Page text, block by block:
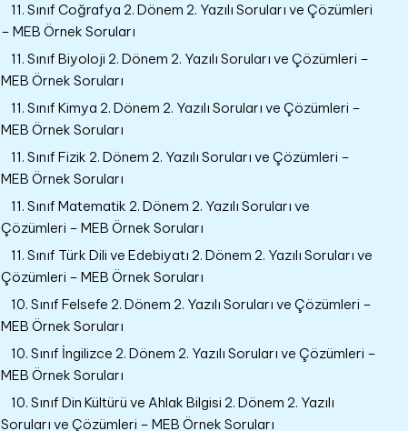
11. Sınıf Coğrafya 2. Dönem 2. Yazılı Soruları ve Çözümleri
– MEB Örnek Soruları
11. Sınıf Biyoloji 2. Dönem 2. Yazılı Soruları ve Çözümleri –
MEB Örnek Soruları
11. Sınıf Kimya 2. Dönem 2. Yazılı Soruları ve Çözümleri –
MEB Örnek Soruları
11. Sınıf Fizik 2. Dönem 2. Yazılı Soruları ve Çözümleri –
MEB Örnek Soruları
11. Sınıf Matematik 2. Dönem 2. Yazılı Soruları ve
Çözümleri – MEB Örnek Soruları
11. Sınıf Türk Dili ve Edebiyatı 2. Dönem 2. Yazılı Soruları ve
Çözümleri – MEB Örnek Soruları
10. Sınıf Felsefe 2. Dönem 2. Yazılı Soruları ve Çözümleri –
MEB Örnek Soruları
10. Sınıf İngilizce 2. Dönem 2. Yazılı Soruları ve Çözümleri –
MEB Örnek Soruları
10. Sınıf Din Kültürü ve Ahlak Bilgisi 2. Dönem 2. Yazılı
Soruları ve Çözümleri – MEB Örnek Soruları